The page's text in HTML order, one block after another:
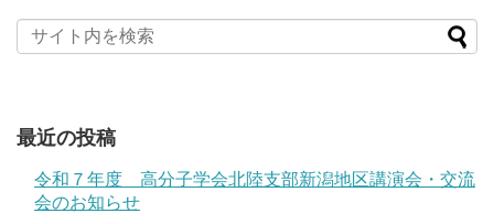
最近の投稿
令和７年度 高分子学会北陸支部新潟地区講演会・交流
会のお知らせ